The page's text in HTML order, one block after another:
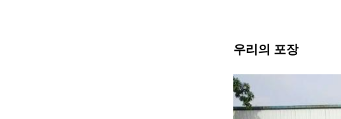
우리의 포장